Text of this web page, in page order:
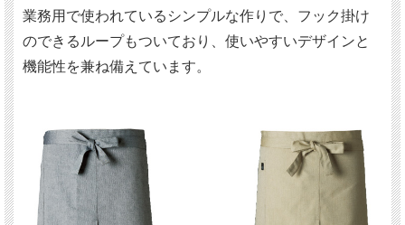
業務用で使われているシンプルな作りで、フック掛け
のできるループもついており、使いやすいデザインと
機能性を兼ね備えています。